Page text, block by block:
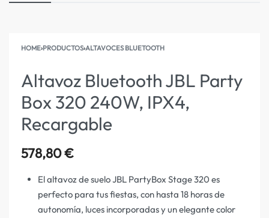
HOME›PRODUCTOS›ALTAVOCES BLUETOOTH
Altavoz Bluetooth JBL Party
Box 320 240W, IPX4,
Recargable
578,80€
El altavoz de suelo JBL PartyBox Stage 320 es
perfecto para tus fiestas, con hasta 18 horas de
autonomía, luces incorporadas y un elegante color